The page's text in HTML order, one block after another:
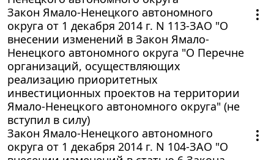
Закон Ямало-Ненецкого автономного
округа от 1 декабря 2014 г. N 113-ЗАО "О
внесении изменений в Закон Ямало-
Ненецкого автономного округа "О Перечне
организаций, осуществляющих
реализацию приоритетных
инвестиционных проектов на территории
Ямало-Ненецкого автономного округа" (не
вступил в силу)
Закон Ямало-Ненецкого автономного
округа от 1 декабря 2014 г. N 104-ЗАО "О